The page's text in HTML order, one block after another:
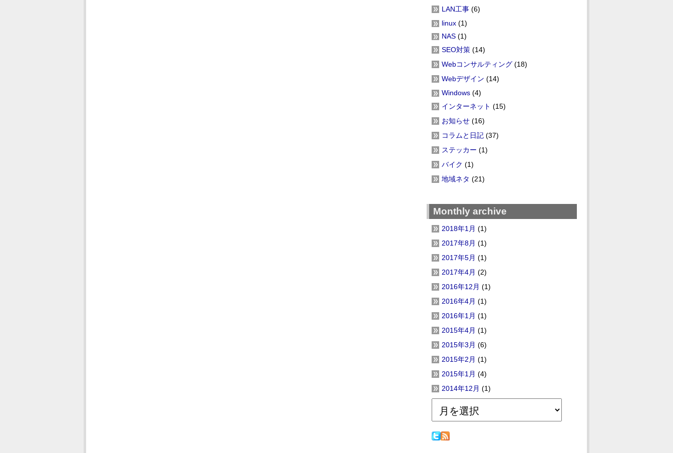
LAN工事 (6)
linux (1)
NAS (1)
SEO対策 (14)
Webコンサルティング (18)
Webデザイン (14)
Windows (4)
インターネット (15)
お知らせ (16)
コラムと日記 (37)
ステッカー (1)
バイク (1)
地域ネタ (21)
Monthly archive
2018年1月 (1)
2017年8月 (1)
2017年5月 (1)
2017年4月 (2)
2016年12月 (1)
2016年4月 (1)
2016年1月 (1)
2015年4月 (1)
2015年3月 (6)
2015年2月 (1)
2015年1月 (4)
2014年12月 (1)